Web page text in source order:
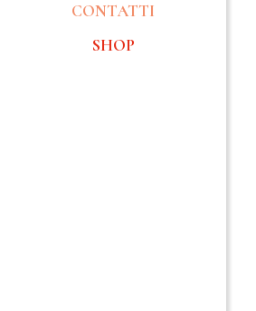
CONTATTI
SHOP